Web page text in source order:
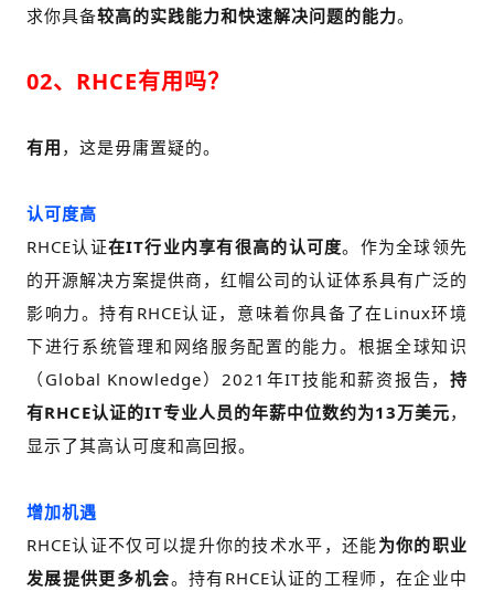
求你具备较高的实践能力和快速解决问题的能力。
02、RHCE有用吗？
有用 ，这是毋庸置疑的。
认可度高
RHCE认证在IT行业内享有很高的认可度。 作为全球领先
的开源解决方案提供商，红帽公司的认证体系具有广泛的
影响力。持有RHCE认证，意味着你具备了在Linux环境
下进行系统管理和网络服务配置的能力。 根据全球知识
（Global Knowledge）2021年IT技能和薪资报告， 持
有RHCE认证的IT专业人员的年薪中位数约为13万美元，
显示了其高认可度和高回报。
增加机遇
RHCE认证不仅可以提升你的技术水平，还能为你的职业
发展提供更多机会。 持有RHCE认证的工程师，在企业中